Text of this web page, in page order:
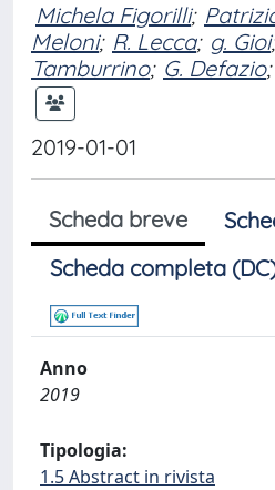
Michela Figorilli;
Meloni; R. Lecca; g. Gioi;
Tamburrino; G. Defazio;
2019-01-01
Scheda breve
Scheda completa
Anno
2019
Tipologia:
1.5 Abstract in rivista